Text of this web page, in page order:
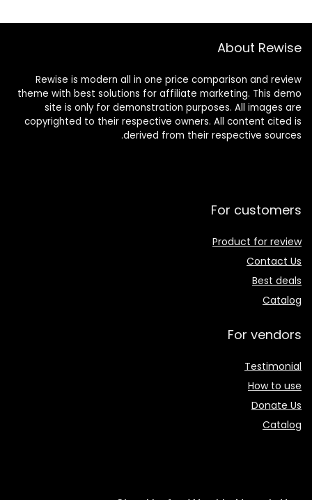
About Rewise
Rewise is modern all in one price comparison and review
theme with best solutions for affiliate marketing. This demo
site is only for demonstration purposes. All images are
copyrighted to their respective owners. All content cited is
derived from their respective sources.
For customers
Product for review
Contact Us
Best deals
Catalog
For vendors
Testimonial
How to use
Donate Us
Catalog